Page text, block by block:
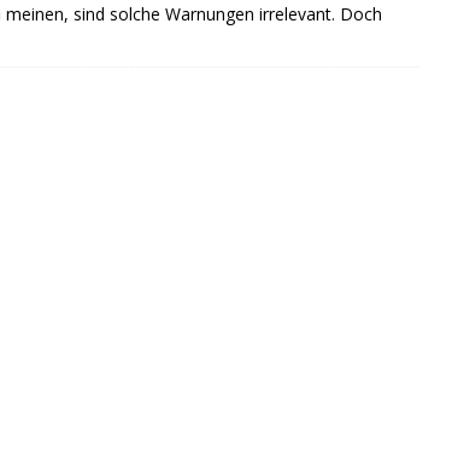
sind solche Warnungen irrelevant. Doch